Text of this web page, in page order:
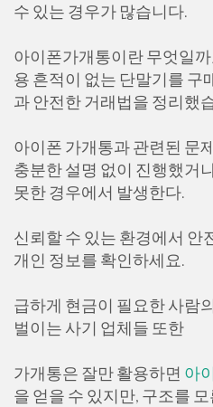
수 있는 경우가 많습니다.
아이폰가개통이란 무엇일
용 흔적이 없는 단말기를 구
과 안전한 거래법을 정리했
아이폰 가개통과 관련된 문
충분한 설명 없이 진행했거
못한 경우에서 발생한다.
신뢰할 수 있는 환경에서 안
개인 정보를 확인하세요.
급하게 현금이 필요한 사람
벌이는 사기 업체들 또한
가개통은 잘만 활용하면 아
을 얻을 수 있지만, 구조를